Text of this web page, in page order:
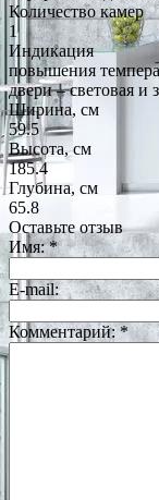
Количество камер
1
Индикация
повышения
двери – световая и
Ширина, см
59.5
Высота, см
185.4
Глубина, см
65.8
Оставьте отзыв
Имя:*
E-mail:
Комментарий:*